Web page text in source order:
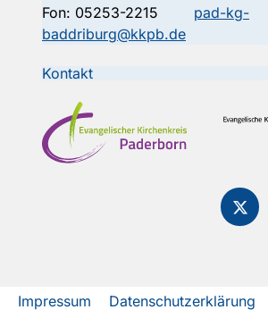
Fon: 05253-2215
pad-kg-
baddriburg@kkpb.de
Kontakt
Impressum Datenschutzerklärung